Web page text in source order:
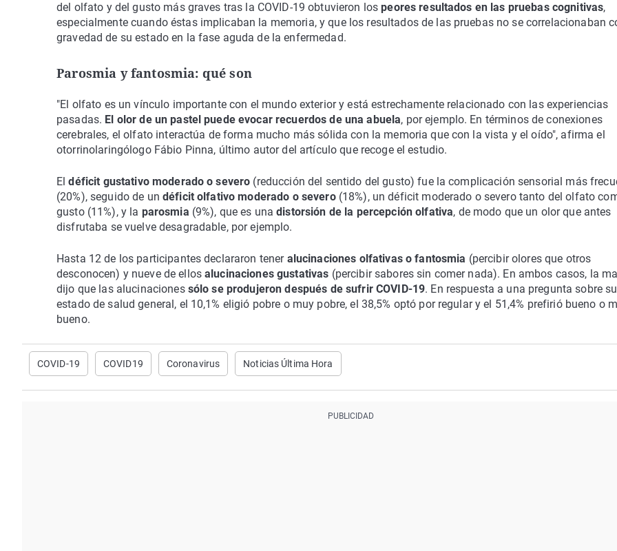
del olfato y del gusto más graves tras la COVID-19 obtuvieron lospeores resultados en las pruebas cognitivas,
especialmente cuando éstas implicaban la memoria, y que los resultados de las pruebas no se correlacionaban
gravedad de su estado en la fase aguda de la enfermedad.
Parosmia y fantosmia: qué son
"El olfato es un vínculo importante con el mundo exterior y está estrechamente relacionado con las experiencias
pasadas. El olor de un pastel puede evocar recuerdos de una abuela, por ejemplo. En términos de conexiones
cerebrales, el olfato interactúa de forma mucho más sólida con la memoria que con la vista y el oído", afirma el
otorrinolaringólogo Fábio Pinna, último autor del artículo que recoge el estudio.
Eldéficit gustativo moderado o severo (reducción del sentido del gusto) fue la complicación sensorial más
(20%), seguido de un déficit olfativo moderado o severo(18%), un déficit moderado o severo tanto del olfato
gusto (11%), y la parosmia (9%), que es unadistorsión de la percepción olfativa, de modo que un olor que antes
disfrutaba se vuelve desagradable, por ejemplo.
Hasta 12 de los participantes declararon tener alucinaciones olfativas o fantosmia (percibir olores que otros
desconocen) y nueve de ellosalucinaciones gustativas (percibir sabores sin comer nada). En ambos casos, la
dijo que las alucinaciones sólo se produjeron después de sufrir COVID-19. En respuesta a una pregunta sobre su
estado de salud general, el 10,1% eligió pobre o muy pobre, el 38,5% optó por regular y el 51,4% prefirió bueno o
bueno.
COVID-19 COVID19 Coronavirus Noticias Última Hora